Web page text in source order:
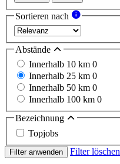
Sortieren nach
Abstände
Innerhalb 10 km 0
Innerhalb 25 km 0
Innerhalb 50 km 0
Innerhalb 100 km 0
Bezeichnung
Topjobs
Filter anwenden Filter löschen